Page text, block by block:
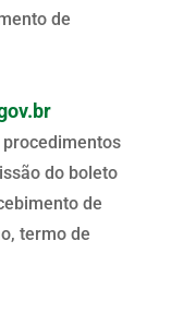
de
do boleto
de
termo de